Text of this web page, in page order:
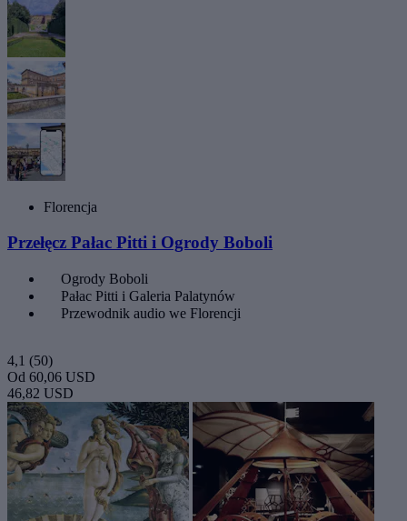
Florencja
Przełęcz Pałac Pitti i Ogrody Boboli
Ogrody Boboli
Pałac Pitti i Galeria Palatynów
Przewodnik audio we Florencji
4,1 (50)
Od 60,06 USD
46,82 USD